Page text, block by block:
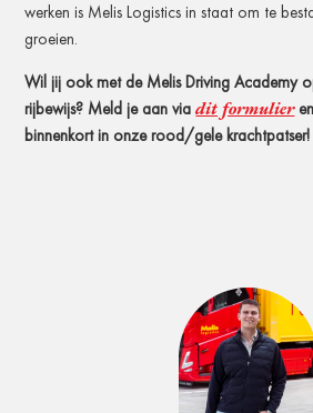
werken is Melis Logistics in staat om te
groeien.
Wil jij ook met de Melis Driving Academy
rijbewijs? Meld je aan viadit formulier
binnenkort in onze rood/gele krachtpatser!